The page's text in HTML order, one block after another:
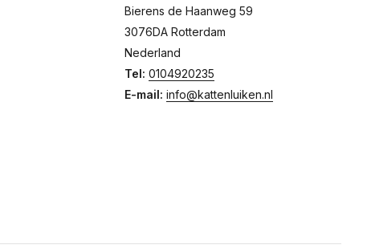
Bierens de Haanweg 59
3076DA Rotterdam
Nederland
Tel: 0104920235
E-mail: info@kattenluiken.nl